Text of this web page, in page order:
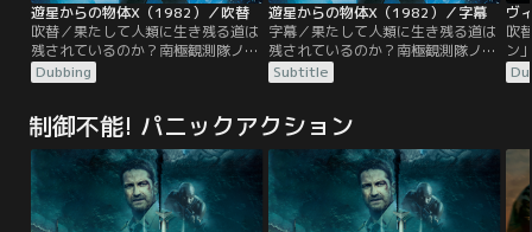
遊星からの物体X（1982）／吹替
吹替／果たして人類に生き残る道は
残されているのか？南極観測隊ノル
ウェイ隊がUFO落下地点で氷の魂を
切り出した後で、ノルウェー基地が
犬に姿を変えて、今度はアメリカ南
極観測隊に潜り込む。“何か”は次々
に姿を変え、隊員たちは次第に互い
を信じられなくなる……。
Dubbing
遊星からの物体X（1982）／字幕
字幕／果たして人類に生き残る道は
残されているのか？南極観測隊ノル
ウェイ隊がUFO落下地点で氷の魂を
切り出した後で、ノルウェー基地が
犬に姿を変えて、今度はアメリカ南
極観測隊に潜り込む。“何か”は次々
に姿を変え、隊員たちは次第に互い
を信じられなくなる……。
Subtitle
吹
ン
な
と
不
ラ
を
制御不能! パニックアクション